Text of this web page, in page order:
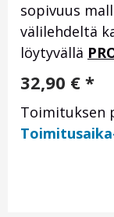
sopivuus
välilehdeltä
löytyvällä
32,90 € *
Toimituksen